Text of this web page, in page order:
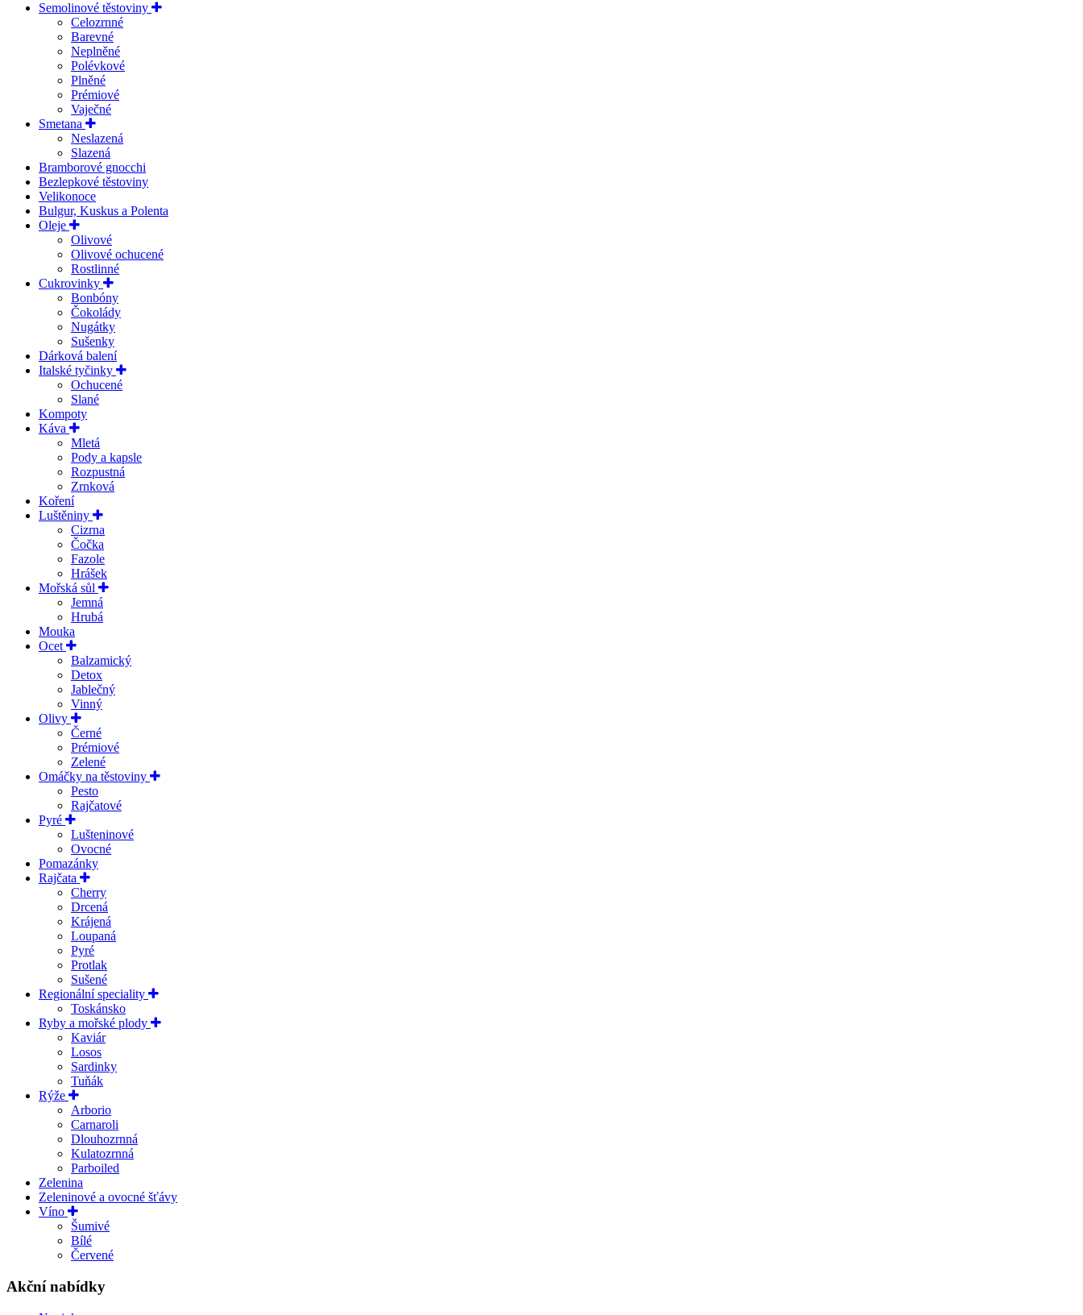
Semolinové těstoviny
Celozrnné
Barevné
Neplněné
Polévkové
Plněné
Prémiové
Vaječné
Smetana
Neslazená
Slazená
Bramborové gnocchi
Bezlepkové těstoviny
Velikonoce
Bulgur, Kuskus a Polenta
Oleje
Olivové
Olivové ochucené
Rostlinné
Cukrovinky
Bonbóny
Čokolády
Nugátky
Sušenky
Dárková balení
Italské tyčinky
Ochucené
Slané
Kompoty
Káva
Mletá
Pody a kapsle
Rozpustná
Zrnková
Koření
Luštěniny
Cizrna
Čočka
Fazole
Hrášek
Mořská sůl
Jemná
Hrubá
Mouka
Ocet
Balzamický
Detox
Jablečný
Vinný
Olivy
Černé
Prémiové
Zelené
Omáčky na těstoviny
Pesto
Rajčatové
Pyré
Lušteninové
Ovocné
Pomazánky
Rajčata
Cherry
Drcená
Krájená
Loupaná
Pyré
Protlak
Sušené
Regionální speciality
Toskánsko
Ryby a mořské plody
Kaviár
Losos
Sardinky
Tuňák
Rýže
Arborio
Carnaroli
Dlouhozrnná
Kulatozrnná
Parboiled
Zelenina
Zeleninové a ovocné šťávy
Víno
Šumivé
Bílé
Červené
Akční nabídky